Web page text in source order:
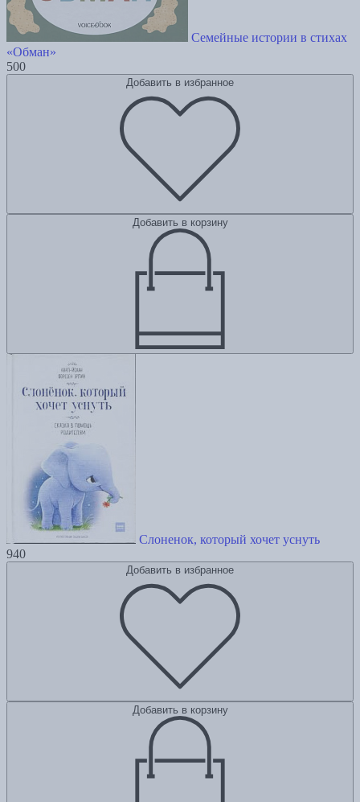
Семейные истории в стихах
«Обман»
500
Добавить в избранное
Добавить в корзину
Слоненок, который хочет уснуть
940
Добавить в избранное
Добавить в корзину